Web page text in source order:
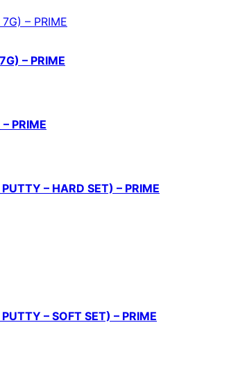
– PRIME
PRIME
– HARD SET) – PRIME
– SOFT SET) – PRIME